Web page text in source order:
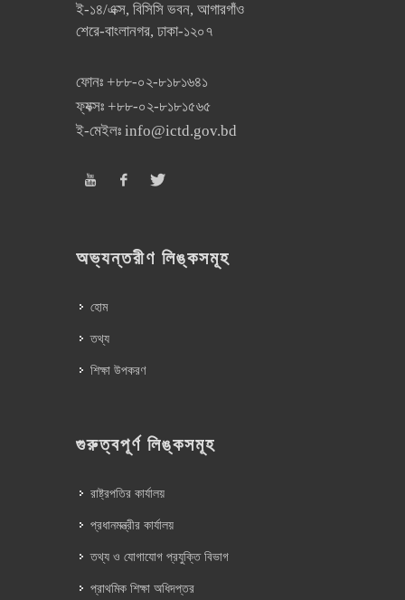
ই-১৪/এক্স, বিসিসি ভবন, আগারগাঁও
শেরে-বাংলানগর, ঢাকা-১২০৭
ফোনঃ +৮৮-০২-৮১৮১৬৪১
ফ্যক্সঃ +৮৮-০২-৮১৮১৫৬৫
ই-মেইলঃ info@ictd.gov.bd
অভ্যন্তরীণ লিঙ্কসমূহ
হোম
তথ্য
শিক্ষা উপকরণ
গুরুত্বপূর্ণ লিঙ্কসমূহ
রাষ্ট্রপতির কার্যালয়
প্রধানমন্ত্রীর কার্যালয়
তথ্য ও যোগাযোগ প্রযুক্তি বিভাগ
প্রাথমিক শিক্ষা অধিদপ্তর